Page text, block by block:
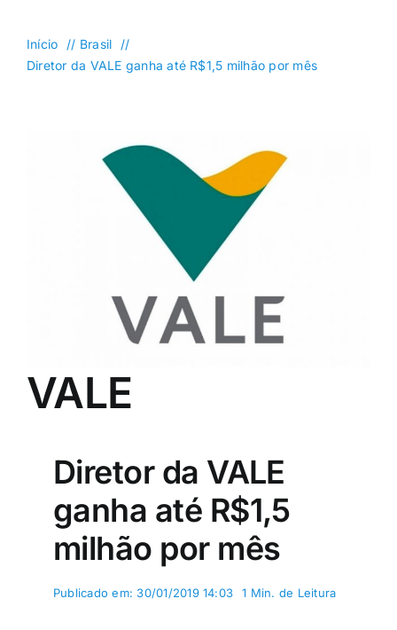
Goiás
Política
Entretenimento
Colunas e Blogs
Início
Brasil
Diretor da VALE ganha até R$1,5 milhão por mês
VALE
Diretor da VALE
ganha até R$1,5
milhão por mês
Publicado em: 30/01/2019 14:03 1 Min. de Leitura